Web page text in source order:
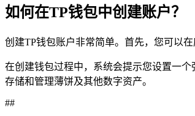
如何在TP钱包中创建账户？
创建TP钱包账户非常简单。首先，您可以在
在创建钱包过程中，系统会提示您设置一个
存储和管理薄饼及其他数字资产。
##